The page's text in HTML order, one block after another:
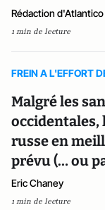
Rédaction d'Atlantico
1 min de lecture
FREIN A L'EFFORT
Malgré les
occidentales,
russe en
prévu (… ou
Eric Chaney
1 min de lecture